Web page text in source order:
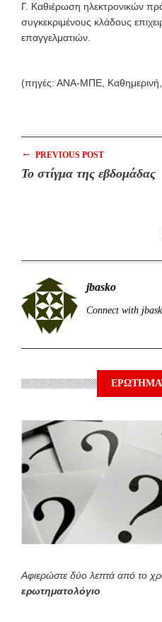
Γ. Καθιέρωση ηλεκτρονικών
συγκεκριμένους κλάδους
επαγγελματιών.
(πηγές: ΑΝΑ-ΜΠΕ,
← PREVIOUS POST
Το στίγμα της εβδομάδας
jbasko
Connect with
Αφιερώστε δύο λεπτά από το
ερωτηματολόγιο